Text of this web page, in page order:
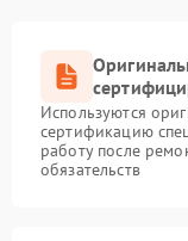
Используются
сертификацию
работу после
обязательств